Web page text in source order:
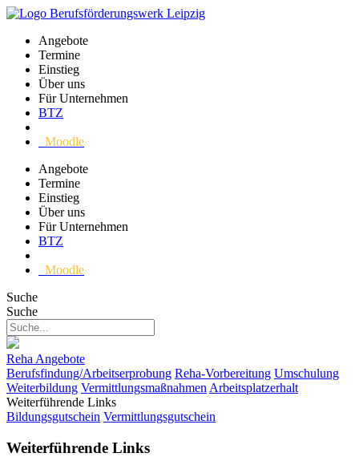
Angebote
Termine
Einstieg
Über uns
Für Unternehmen
BTZ
Moodle
Angebote
Termine
Einstieg
Über uns
Für Unternehmen
BTZ
Moodle
Suche
Suche
Reha Angebote
Berufsfindung/Arbeitserprobung Reha-Vorbereitung Umschulung
Weiterbildung Vermittlungsmaßnahmen Arbeitsplatzerhalt
Weiterführende Links
Bildungsgutschein Vermittlungsgutschein
Weiterführende Links